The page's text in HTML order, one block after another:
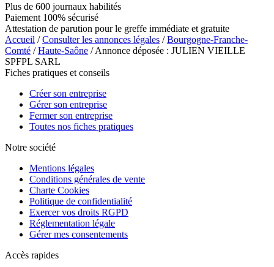
Plus de 600 journaux habilités
Paiement 100% sécurisé
Attestation de parution pour le greffe immédiate et gratuite
Accueil /Consulter les annonces légales /Bourgogne-Franche-
Comté /Haute-Saône / Annonce déposée : JULIEN VIEILLE
SPFPL SARL
Fiches pratiques et conseils
Créer son entreprise
Gérer son entreprise
Fermer son entreprise
Toutes nos fiches pratiques
Notre société
Mentions légales
Conditions générales de vente
Charte Cookies
Politique de confidentialité
Exercer vos droits RGPD
Réglementation légale
Gérer mes consentements
Accès rapides